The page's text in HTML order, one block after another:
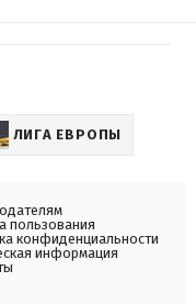
ЛИГА ЕВРОПЫ
пользования
конфиденциальности
информация